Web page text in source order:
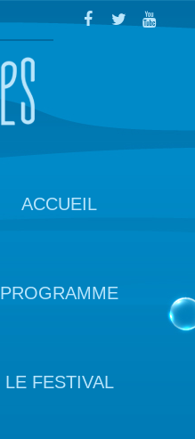
ACCUEIL
PROGRAMME
LE FESTIVAL